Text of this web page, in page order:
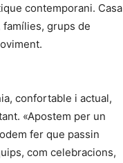
contemporani. Casa
famílies, grups de
confortable i actual,
«Apostem per un
fer que passin
com celebracions,